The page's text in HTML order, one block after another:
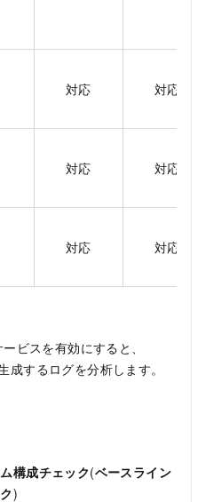
対応 対応
対応 対応
対応 対応
ビスを有効にすると、
するログを分析します。
構成チェック(ベースライン
)